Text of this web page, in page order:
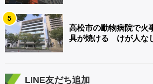
5
高松市の動物病院で
具が焼ける けが人な
LINE友だち追加